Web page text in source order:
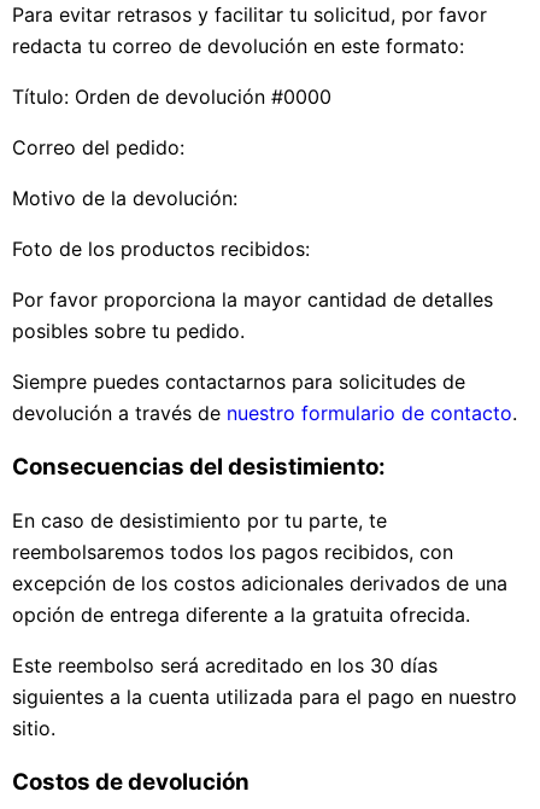
Para evitar retrasos y facilitar tu solicitud, por favor
redacta tu correo de devolución en este formato:
Título: Orden de devolución #0000
Correo del pedido:
Motivo de la devolución:
Foto de los productos recibidos:
Por favor proporciona la mayor cantidad de detalles
posibles sobre tu pedido.
Siempre puedes contactarnos para solicitudes de
devolución a través de nuestro formulario de contacto.
Consecuencias del desistimiento:
En caso de desistimiento por tu parte, te
reembolsaremos todos los pagos recibidos, con
excepción de los costos adicionales derivados de una
opción de entrega diferente a la gratuita ofrecida.
Este reembolso será acreditado en los 30 días
siguientes a la cuenta utilizada para el pago en nuestro
sitio.
Costos de devolución